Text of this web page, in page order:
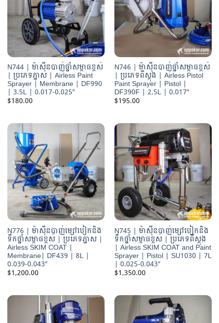
N744 | ម៉ាស៊ីនបាញ់ថ្នាំសម្ពាធខ្ពស់
| ប្រភេទភ្នាស | Airless Paint
Sprayer | Membrane | DF990
| 3.5L | 0.017-0.025″
$180.00
N746 | ម៉ាស៊ីនបាញ់ថ្នាំសម្ពាធខ្ពស់
| ប្រភេទពីស្តុង | Airless Pistol
Paint Sprayer | Pistol |
DF390F | 2,5L | 0.017″
$195.00
N776 | ម៉ាស៊ីនបាញ់ម្សៅបៀកនិង
ទឹកថ្នាំសម្ពាធខ្ពស់ | ប្រភេទភ្នាស |
Airless SKIM COAT |
Membrane| DF439 | 8L |
0.039-0.043″
$1,200.00
N745 | ម៉ាស៊ីនបាញ់ម្សៅបៀកនិង
ទឹកថ្នាំសម្ពាធខ្ពស់ | ប្រភេទពីស្តុង
| Airless SKIM COAT and Paint
Sprayer | Pistol | SU1030 | 7L
| 0.025-0.043″
$1,350.00